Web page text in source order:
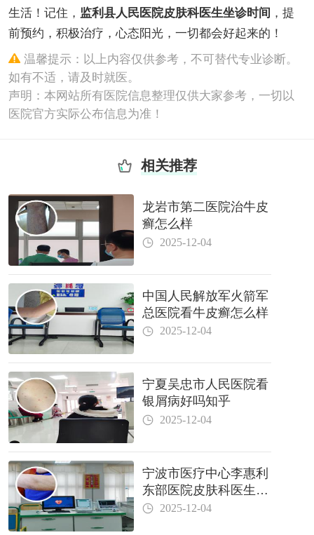
生活！记住， 监利县人民医院皮肤科医生坐诊时间 ，提
前预约，积极治疗，心态阳光，一切都会好起来的！
温馨提示：以上内容仅供参考，不可替代专业诊断。
如有不适，请及时就医。
声明：本网站所有医院信息整理仅供大家参考，一切以
医院官方实际公布信息为准！
相关推荐
龙岩市第二医院治牛皮
癣怎么样
2025-12-04
中国人民解放军火箭军
总医院看牛皮癣怎么样
2025-12-04
宁夏吴忠市人民医院看
银屑病好吗知乎
2025-12-04
宁波市医疗中心李惠利
东部医院皮肤科医生哪
个好2025-12-04